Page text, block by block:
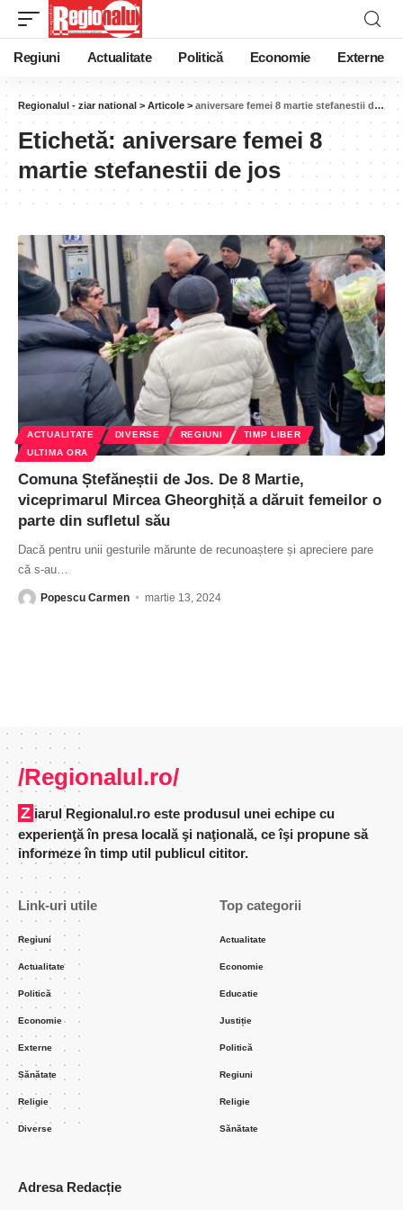
Regiuni Actualitate Politică Economie Externe
Regionalul - ziar national > Articole > aniversare femei 8 martie stefanestii de jos
Etichetă: aniversare femei 8
martie stefanestii de jos
ACTUALITATE DIVERSE REGIUNI
TIMP LIBER
ULTIMA ORA
Comuna Ștefăneștii de Jos. De 8 Martie,
viceprimarul Mircea Gheorghiță a dăruit femeilor o
parte din sufletul său
Dacă pentru unii gesturile mărunte de recunoaștere și apreciere pare
că s-au
Popescu Carmen martie 13, 2024
/Regionalul.ro/
Ziarul Regionalul.ro este produsul unei echipe cu
experienţă în presa locală şi naţională, ce îşi propune să
informeze în timp util publicul cititor.
Link-uri utile
Regiuni
Actualitate
Politică
Economie
Externe
Sănătate
Religie
Diverse
Top categorii
Actualitate
Economie
Educatie
Justiție
Politică
Regiuni
Religie
Sănătate
Adresa Redacție